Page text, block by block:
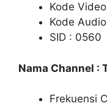
Kode
Kode
SID : 0560
Nama Channel :
Frekuensi